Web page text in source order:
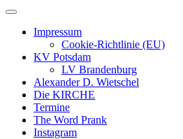
Primäres
Impressum
Cookie-Richtlinie (EU)
KV Potsdam
LV Brandenburg
Alexander D. Wietschel
Die KIRCHE
Termine
The Word Prank
Instagram